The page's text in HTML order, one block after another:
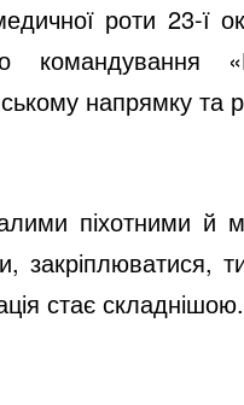
роти 23-ї
напрямку та
піхотними й
закріплюватися,
стає складнішою.